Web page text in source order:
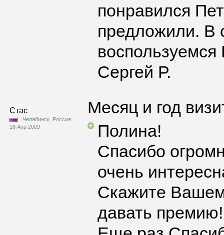
понравился
предложили. В
Сергей Р.
Стас
Челябинск, Россия
16 Апр 2009
Месяц и год
Полина!
Спасибо
очень
Скажите
давать премию!